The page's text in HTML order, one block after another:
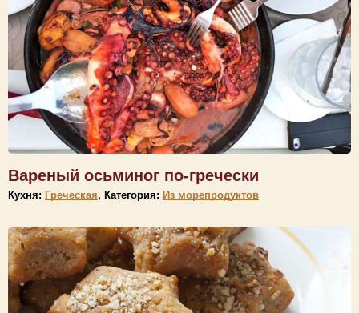
Вареный осьминог по-гречески
Кухня: Греческая, Категория: Из морепродуктов